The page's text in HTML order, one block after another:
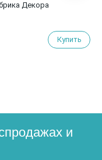
Декора
Купить
и